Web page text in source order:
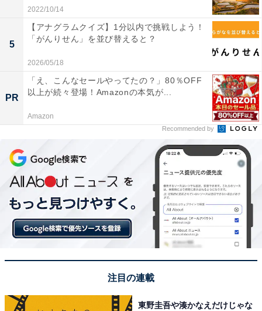
2022/10/14
5
【アナグラムクイズ】1分以内で挑戦しよう！
「がんりせん」を並び替えると？
2026/05/18
PR
「え、こんなセールやってたの？」80％OFF
以上が続々登場！Amazonの本気が...
Amazon
Recommended by
注目の連載
東野圭吾や湊かなえだけじゃな